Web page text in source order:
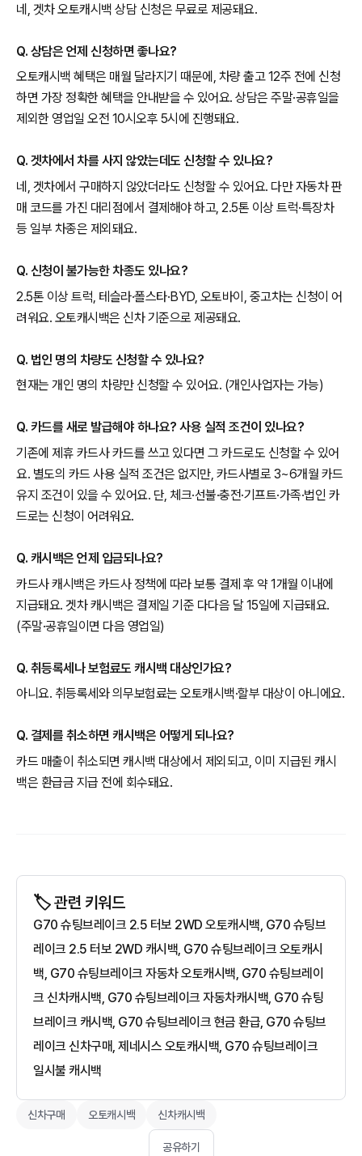
네, 겟차 오토캐시백 상담 신청은 무료로 제공돼요.
Q. 상담은 언제 신청하면 좋나요?
오토캐시백 혜택은 매월 달라지기 때문에, 차량 출고 12주 전에 신청
하면 가장 정확한 혜택을 안내받을 수 있어요. 상담은 주말·공휴일을
제외한 영업일 오전 10시오후 5시에 진행돼요.
Q. 겟차에서 차를 사지 않았는데도 신청할 수 있나요?
네, 겟차에서 구매하지 않았더라도 신청할 수 있어요. 다만 자동차 판
매 코드를 가진 대리점에서 결제해야 하고, 2.5톤 이상 트럭·특장차
등 일부 차종은 제외돼요.
Q. 신청이 불가능한 차종도 있나요?
2.5톤 이상 트럭, 테슬라·폴스타·BYD, 오토바이, 중고차는 신청이 어
려워요. 오토캐시백은 신차 기준으로 제공돼요.
Q. 법인 명의 차량도 신청할 수 있나요?
현재는 개인 명의 차량만 신청할 수 있어요. (개인사업자는 가능)
Q. 카드를 새로 발급해야 하나요? 사용 실적 조건이 있나요?
기존에 제휴 카드사 카드를 쓰고 있다면 그 카드로도 신청할 수 있어
요. 별도의 카드 사용 실적 조건은 없지만, 카드사별로 3~6개월 카드
유지 조건이 있을 수 있어요. 단, 체크·선불·충전·기프트·가족·법인 카
드로는 신청이 어려워요.
Q. 캐시백은 언제 입금되나요?
카드사 캐시백은 카드사 정책에 따라 보통 결제 후 약 1개월 이내에
지급돼요. 겟차 캐시백은 결제일 기준 다다음 달 15일에 지급돼요.
(주말·공휴일이면 다음 영업일)
Q. 취등록세나 보험료도 캐시백 대상인가요?
아니요. 취등록세와 의무보험료는 오토캐시백·할부 대상이 아니에요.
Q. 결제를 취소하면 캐시백은 어떻게 되나요?
카드 매출이 취소되면 캐시백 대상에서 제외되고, 이미 지급된 캐시
백은 환급금 지급 전에 회수돼요.
🏷️ 관련 키워드
G70 슈팅브레이크 2.5 터보 2WD 오토캐시백, G70 슈팅브
레이크 2.5 터보 2WD 캐시백, G70 슈팅브레이크 오토캐시
백, G70 슈팅브레이크 자동차 오토캐시백, G70 슈팅브레이
크 신차캐시백, G70 슈팅브레이크 자동차캐시백, G70 슈팅
브레이크 캐시백, G70 슈팅브레이크 현금 환급, G70 슈팅브
레이크 신차구매, 제네시스 오토캐시백, G70 슈팅브레이크
일시불 캐시백
신차구매 오토캐시백 신차캐시백
공유하기